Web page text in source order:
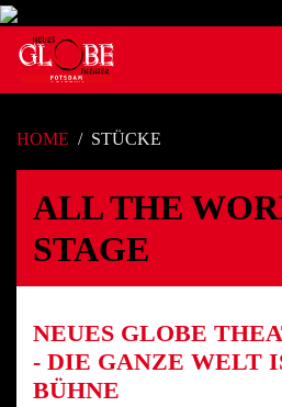
HOME STÜCKE
ALL THE
STAGE
NEUES GLOBE
- DIE GANZE WELT
BÜHNE